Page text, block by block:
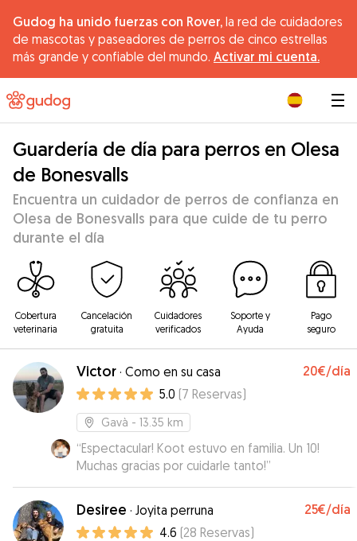
Gudog ha unido fuerzas con Rover, la red de cuidadores
de mascotas y paseadores de perros de cinco estrellas
más grande y confiable del mundo. Activar mi cuenta.
Guardería de día para perros en Olesa
de Bonesvalls
Encuentra un cuidador de perros de confianza en
Olesa de Bonesvalls para que cuide de tu perro
durante el día
Cobertura
veterinaria
Cancelación
gratuita
Cuidadores
verificados
Soporte y
Ayuda
Pago
seguro
Victor · Como en su casa 20€/día
5.0 (7 Reservas)
Gavà - 13.35 km
“Espectacular! Koot estuvo en familia. Un 10!
Muchas gracias por cuidarle tanto!”
Desiree · Joyita perruna 25€/día
4.6 (28 Reservas)